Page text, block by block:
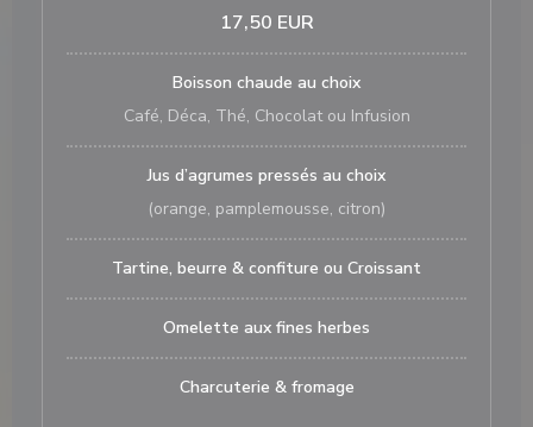
17,50 EUR
Boisson chaude au choix
Café, Déca, Thé, Chocolat ou Infusion
Jus d’agrumes pressés au choix
(orange, pamplemousse, citron)
Tartine, beurre & confiture ou Croissant
Omelette aux fines herbes
Charcuterie & fromage